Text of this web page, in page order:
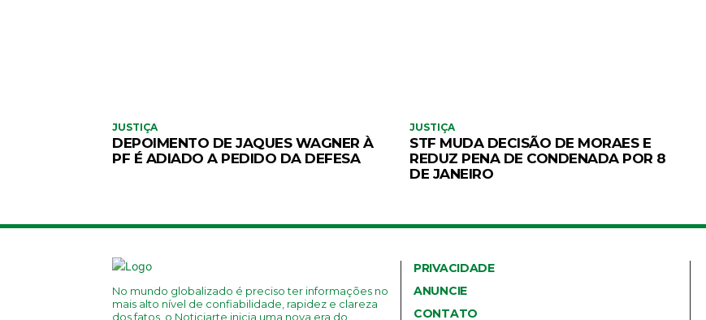
JUSTIÇA
DEPOIMENTO DE JAQUES WAGNER À
PF É ADIADO A PEDIDO DA DEFESA
JUSTIÇA
STF MUDA DECISÃO DE MORAES E
REDUZ PENA DE CONDENADA POR 8
DE JANEIRO
No mundo globalizado é preciso ter informações no
mais alto nível de confiabilidade, rapidez e clareza
dos fatos, o Noticiarte inicia uma nova era do
PRIVACIDADE
ANUNCIE
CONTATO